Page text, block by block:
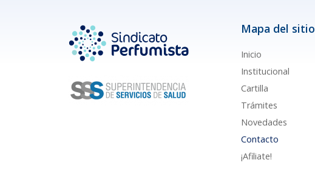
Mapa del sitio
Inicio
Institucional
Cartilla
Trámites
Novedades
Contacto
¡Afiliate!